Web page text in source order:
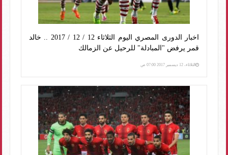
اخبار الدورى المصري اليوم الثلاثاء 12 / 12 / 2017 .. خالد
قمر يرفض "المبادلة" للرحيل عن الزمالك
الثلاثاء، 12 ديسمبر 2017 07:00 ص